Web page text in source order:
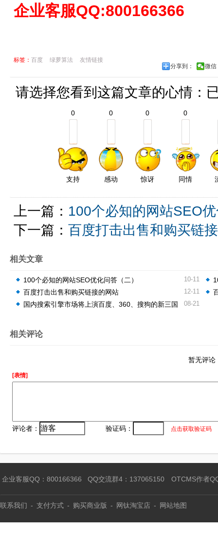
企业客服QQ:800166366
标签： 百度 绿萝算法
友情链接
分享到：
微信
请选择您看到这篇文章的心情：
0
支持
0
感动
0
惊讶
0
同情
上一篇： 100个必知的网站SEO
下一篇： 百度打击出售和购买链
相关文章
10-11
100个必知的网站SEO优化问答（二）
12-11
百度打击出售和购买链接的网站
08-21
国内搜索引擎市场将上演百度、360、搜狗的新三国
相关评论
暂无评论
[表情]
评论者： 验证码： 点击获取验证码
企业客服QQ：800166366 QQ交流群4：137065150 OTCMS作者
联系我们 - 支付方式 - 购买商业版 - 网钛淘宝店 - 网站地图